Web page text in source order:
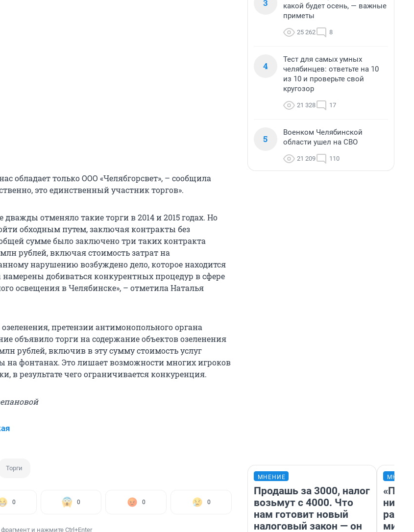
обладает только ООО «Челябгорсвет», – сообщила
это единственный участник торгов».
отменяло такие торги в 2014 и 2015 годах. Но
обходным путем, заключая контракты без
сумме было заключено три таких контракта
рублей, включая стоимость затрат на
нарушению возбуждено дело, которое находится
добиваться конкурентных процедур в сфере
освещения в Челябинске», – отметила Наталья
озеленения, претензии антимонопольного органа
объявило торги на содержание объектов озеленения
рублей, включив в эту сумму стоимость услуг
на фонтанах. Это лишает возможности многих игроков
в результате чего ограничивается конкуренция.
Торги
0 0 0 0
и нажмите Ctrl+Enter
3
какой будет осень, — важные
приметы
25 262 8
4
Тест для самых умных
челябинцев: ответьте на 10
из 10 и проверьте свой
кругозор
21 328 17
5
Военком Челябинской
области ушел на СВО
21 209 110
МНЕНИЕ
Продашь за 3000, налог
возьмут с 4000. Что
нам готовит новый
налоговый закон — он